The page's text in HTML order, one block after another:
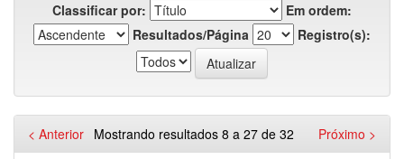
Classificar por:
Em ordem:
Resultados/Página
Registro(s):
Mostrando resultados 8 a 27 de 32
< Anterior
Próximo >